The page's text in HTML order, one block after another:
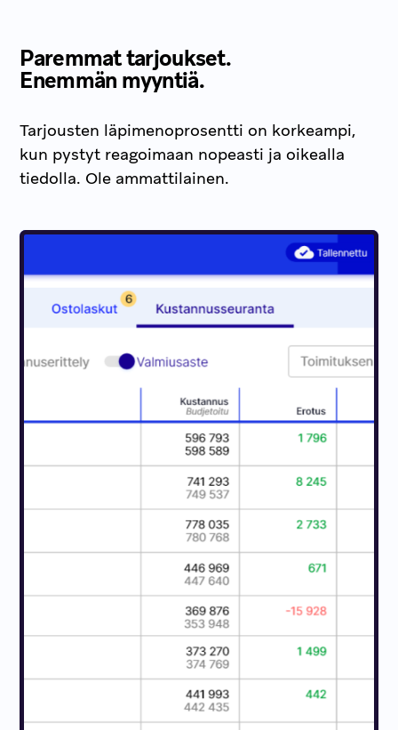
Paremmat tarjoukset.
Enemmän myyntiä.
Tarjousten läpimenoprosentti on korkeampi,
kun pystyt reagoimaan nopeasti ja oikealla
tiedolla. Ole ammattilainen.